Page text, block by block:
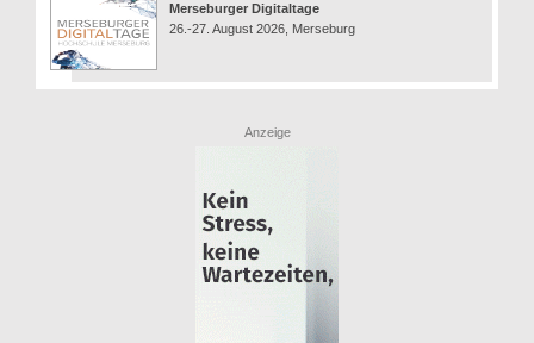
Merseburger Digitaltage
26.-27. August 2026, Merseburg
Anzeige